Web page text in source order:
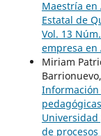
Maestría en
Estatal de
Vol. 13
empresa en
Miriam
Barrionuevo,
Información
Universidad
de